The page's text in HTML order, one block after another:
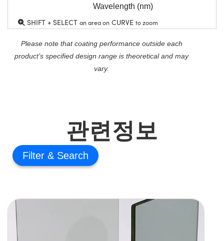
Wavelength (nm)
SHIFT + SELECT an area on CURVE to zoom
Please note that coating performance outside each
product’s specified design range is theoretical and may
vary.
관련정보
Filter